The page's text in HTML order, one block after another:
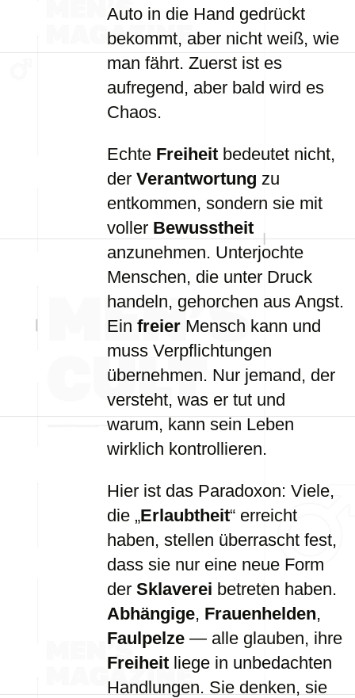
Auto in die Hand gedrückt
bekommt, aber nicht weiß, wie
man fährt. Zuerst ist es
aufregend, aber bald wird es
Chaos.
Echte Freiheit bedeutet nicht,
der Verantwortung zu
entkommen, sondern sie mit
voller Bewusstheit
anzunehmen. Unterjochte
Menschen, die unter Druck
handeln, gehorchen aus Angst.
Ein freier Mensch kann und
muss Verpflichtungen
übernehmen. Nur jemand, der
versteht, was er tut und
warum, kann sein Leben
wirklich kontrollieren.
Hier ist das Paradoxon: Viele,
die „Erlaubtheit“ erreicht
haben, stellen überrascht fest,
dass sie nur eine neue Form
der Sklaverei betreten haben.
Abhängige, Frauenhelden,
Faulpelze — alle glauben, ihre
Freiheit liege in unbedachten
Handlungen. Sie denken, sie